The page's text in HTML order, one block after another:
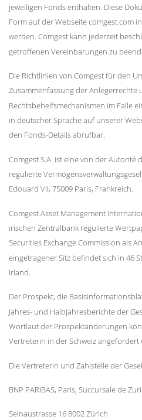
jeweiligen Fonds enthalten. Diese
Form auf der Webseite comgest.com
werden. Comgest kann jederzeit
getroffenen Vereinbarungen zu
Die Richtlinien von Comgest für den
Zusammenfassung der
Rechtsbehelfsmechanismen im Falle
in deutscher Sprache auf unserer
den Fonds-Details abrufbar.
Comgest S.A. ist eine von der Autorité
regulierte
Edouard VII, 75009 Paris, Frankreich.
Comgest Asset Management
irischen Zentralbank regulierte
Securities Exchange Commission als
eingetragener Sitz befindet sich in 46
Irland.
Der Prospekt, die
Jahres- und Halbjahresberichte der
Wortlaut der Prospektänderungen
Vertreterin in der Schweiz angefordert
Die Vertreterin und Zahlstelle der
BNP PARIBAS, Paris, Succursale de
Selnaustrasse 16 8002 Zürich